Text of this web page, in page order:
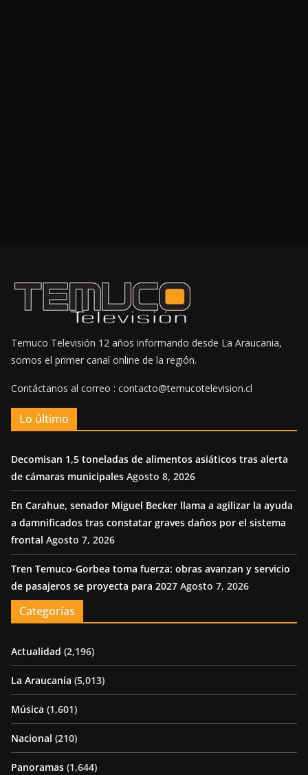
Temuco Televisión 12 años informando desde La Araucania,
somos el primer canal online de la región.
Contáctanos al correo : contacto@temucotelevision.cl
Lo último
Decomisan 1,5 toneladas de alimentos asiáticos tras alerta
de cámaras municipales Agosto 8, 2026
En Carahue, senador Miguel Becker llama a agilizar la ayuda
a damnificados tras constatar graves daños por el sistema
frontal Agosto 7, 2026
Tren Temuco-Gorbea toma fuerza: obras avanzan y servicio
de pasajeros se proyecta para 2027 Agosto 7, 2026
Categorías
Actualidad (2,196)
La Araucania (5,013)
Música (1,601)
Nacional (210)
Panoramas (1,644)